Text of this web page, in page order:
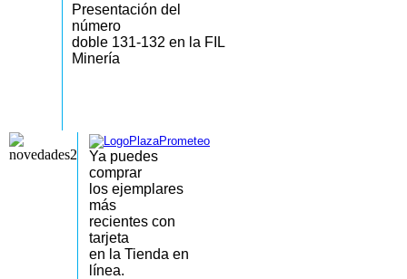
Presentación del
número
doble 131-132 en la FIL
Minería
Ya puedes
comprar
los ejemplares
más
recientes con
tarjeta
en la Tienda en
línea.